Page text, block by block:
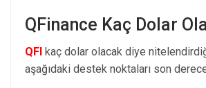
QFinance Kaç Dolar
QFI kaç dolar olacak diye
aşağıdaki destek noktaları son